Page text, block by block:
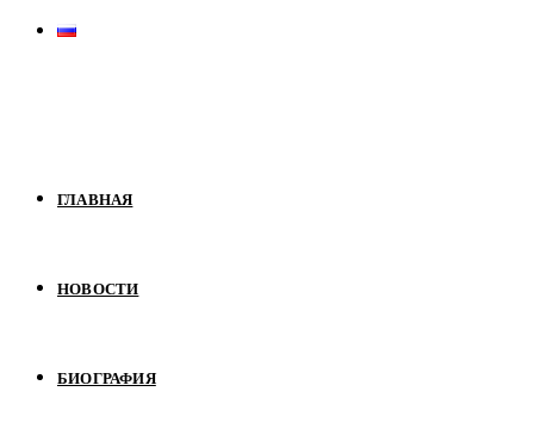
ГЛАВНАЯ
НОВОСТИ
БИОГРАФИЯ